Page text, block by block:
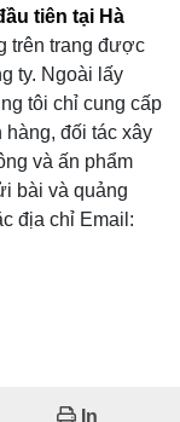
tiên tại Hà
trên trang được
ty. Ngoài lấy
tôi chỉ cung cấp
đối tác xây
và ấn phẩm
bài và quảng
địa chỉ Email:
In